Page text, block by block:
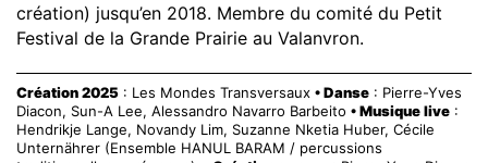
création) jusqu’en 2018. Membre du comité du Petit
Festival de la Grande Prairie au Valanvron.
Création 2025 : Les Mondes Transversaux • Danse : Pierre-Yves
Diacon, Sun-A Lee, Alessandro Navarro Barbeito • Musique live :
Hendrikje Lange, Novandy Lim, Suzanne Nketia Huber, Cécile
Unternährer (Ensemble HANUL BARAM / percussions